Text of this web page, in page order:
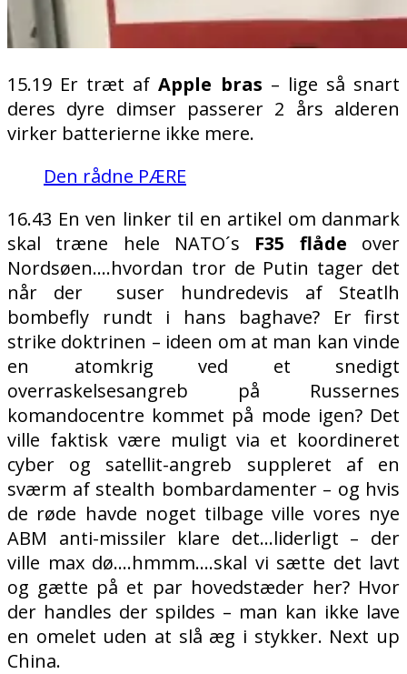
15.19 Er træt af Apple bras – lige så snart
deres dyre dimser passerer 2 års alderen
virker batterierne ikke mere.
Den rådne PÆRE
16.43 En ven linker til en artikel om danmark
skal træne hele NATO´s F35 flåde over
Nordsøen….hvordan tror de Putin tager det
når der
suser hundredevis af Steatlh
bombefly rundt i hans baghave? Er first
strike doktrinen – ideen om at man kan vinde
en atomkrig ved et snedigt
overraskelsesangreb på Russernes
komandocentre kommet på mode igen? Det
ville faktisk være muligt via et koordineret
cyber og satellit-angreb suppleret af en
sværm af stealth bombardamenter – og hvis
de røde havde noget tilbage ville vores nye
ABM anti-missiler klare det…liderligt – der
ville max dø….hmmm….skal vi sætte det lavt
og gætte på et par hovedstæder her? Hvor
der handles der spildes – man kan ikke lave
en omelet uden at slå æg i stykker. Next up
China.